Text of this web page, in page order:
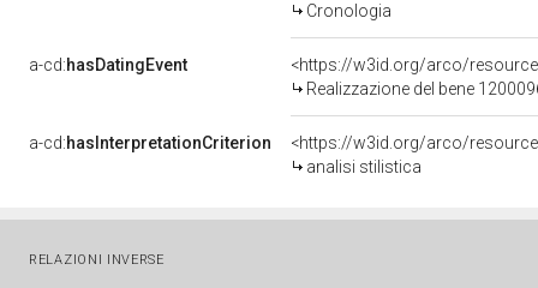
Cronologia
a-cd:hasDatingEvent
<https://w3id.org/arco/
Realizzazione del bene
a-cd:hasInterpretationCriterion
<https://w3id.org/arco/
analisi stilistica
RELAZIONI INVERSE